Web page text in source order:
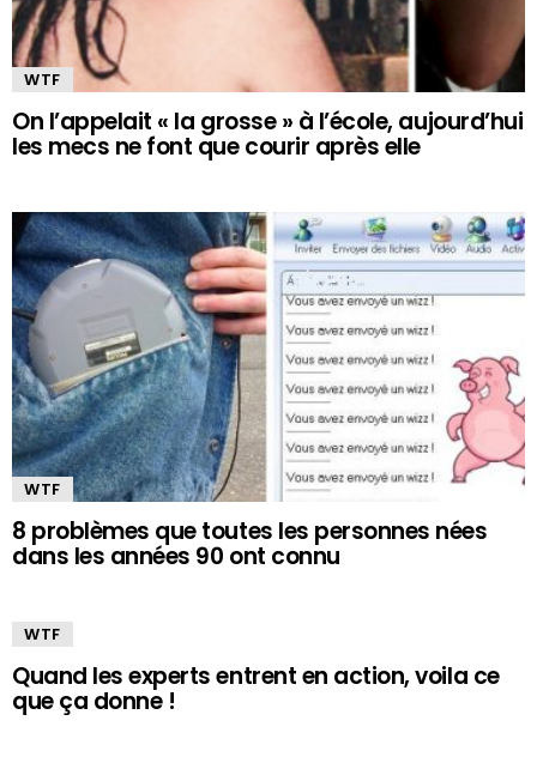
WTF
On l’appelait « la grosse » à l’école, aujourd’hui
les mecs ne font que courir après elle
WTF
8 problèmes que toutes les personnes nées
dans les années 90 ont connu
WTF
Quand les experts entrent en action, voila ce
que ça donne !